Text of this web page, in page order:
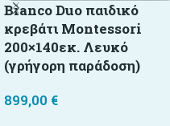
Bianco Duo παιδικό
κρεβάτι Montessori
200×140εκ. Λευκό
(γρήγορη παράδοση)
899,00 €